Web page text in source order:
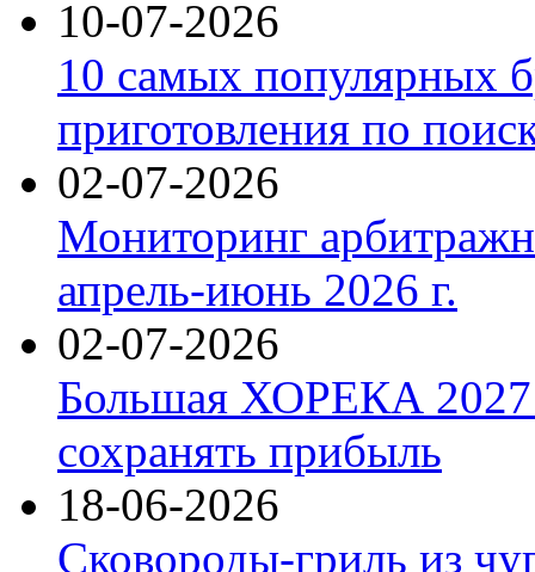
10-07-2026
10 самых популярных
приготовления по
02-07-2026
Мониторинг
апрель-июнь 2026 г.
02-07-2026
Большая ХОРЕКА 2027:
сохранять прибыль
18-06-2026
Сковороды-гриль из